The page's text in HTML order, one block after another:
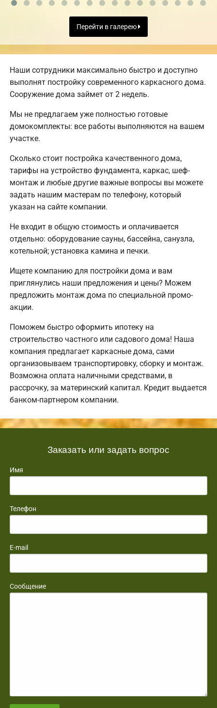
Перейти в галерею
Наши сотрудники максимально быстро и доступно
выполнят постройку современного каркасного дома.
Сооружение дома займет от 2 недель.
Мы не предлагаем уже полностью готовые
домокомплекты: все работы выполняются на вашем
участке.
Сколько стоит постройка качественного дома,
тарифы на устройство фундамента, каркас, шеф-
монтаж и любые другие важные вопросы вы можете
задать нашим мастерам по телефону, который
указан на сайте компании.
Не входит в общую стоимость и оплачивается
отдельно: оборудование сауны, бассейна, санузла,
котельной; установка камина и печки.
Ищете компанию для постройки дома и вам
приглянулись наши предложения и цены? Можем
предложить монтаж дома по специальной промо-
акции.
Поможем быстро оформить ипотеку на
строительство частного или садового дома! Наша
компания предлагает каркасные дома, сами
организовываем транспортировку, сборку и монтаж.
Возможна оплата наличными средствами, в
рассрочку, за материнский капитал. Кредит выдается
банком-партнером компании.
Заказать или задать вопрос
Имя
Телефон
E-mail
Сообщение